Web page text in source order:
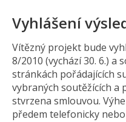
Vyhlášení
Vítězný projekt bude
8/2010 (vychází 30. 6.) a
stránkách pořádajících
vybraných soutěžících a
stvrzena smlouvou.
předem telefonicky